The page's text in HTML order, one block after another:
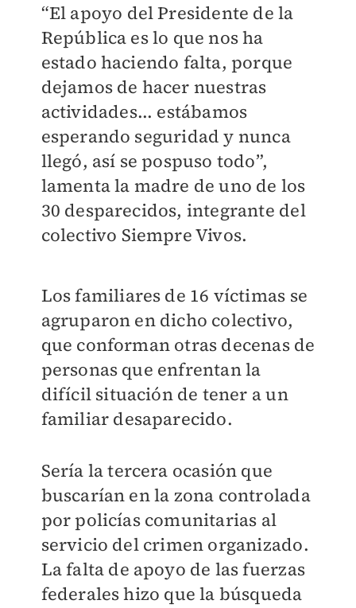
“El apoyo del Presidente de la
República es lo que nos ha
estado haciendo falta, porque
dejamos de hacer nuestras
actividades... estábamos
esperando seguridad y nunca
llegó, así se pospuso todo”,
lamenta la madre de uno de los
30 desparecidos, integrante del
colectivo Siempre Vivos.
Los familiares de 16 víctimas se
agruparon en dicho colectivo,
que conforman otras decenas de
personas que enfrentan la
difícil situación de tener a un
familiar desaparecido.
Sería la tercera ocasión que
buscarían en la zona controlada
por policías comunitarias al
servicio del crimen organizado.
La falta de apoyo de las fuerzas
federales hizo que la búsqueda